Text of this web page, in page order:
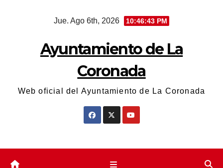
Jue. Ago 6th, 2026 10:46:43 PM
Ayuntamiento de La
Coronada
Web oficial del Ayuntamiento de La Coronada